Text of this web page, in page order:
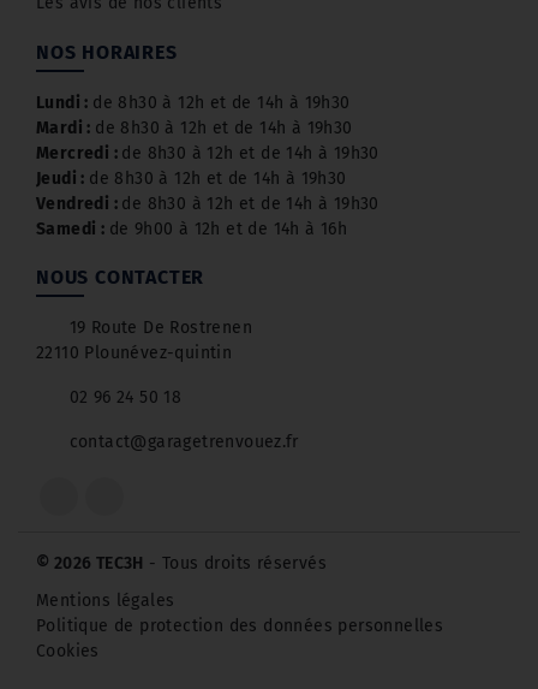
NOS HORAIRES
Lundi : de 8h30 à 12h et de 14h à 19h30
Mardi : de 8h30 à 12h et de 14h à 19h30
Mercredi : de 8h30 à 12h et de 14h à 19h30
Jeudi : de 8h30 à 12h et de 14h à 19h30
Vendredi : de 8h30 à 12h et de 14h à 19h30
Samedi : de 9h00 à 12h et de 14h à 16h
NOUS CONTACTER
19 Route De Rostrenen
22110 Plounévez-quintin
02 96 24 50 18
contact@garagetrenvouez.fr
© 2026 TEC3H - Tous droits réservés
Mentions légales
Politique de protection des données personnelles
Cookies